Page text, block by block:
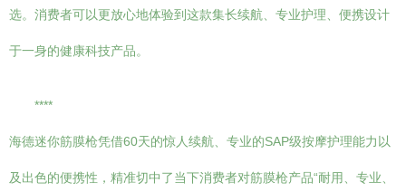
选。消费者可以更放心地体验到这款集长续航、专业护理、便携设计
于一身的健康科技产品。
****
海德迷你筋膜枪凭借60天的惊人续航、专业的SAP级按摩护理能力以
及出色的便携性，精准切中了当下消费者对筋膜枪产品“耐用、专业、